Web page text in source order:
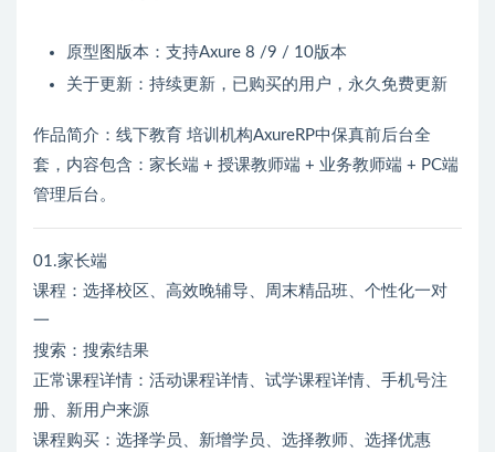
原型图版本：支持Axure 8 /9 / 10版本
关于更新：持续更新，已购买的用户，永久免费更新
作品简介：线下教育 培训机构AxureRP中保真前后台全
套，内容包含：家长端 + 授课教师端 + 业务教师端 + PC端
管理后台。
01.家长端
课程：选择校区、高效晚辅导、周末精品班、个性化一对
一
搜索：搜索结果
正常课程详情：活动课程详情、试学课程详情、手机号注
册、新用户来源
课程购买：选择学员、新增学员、选择教师、选择优惠